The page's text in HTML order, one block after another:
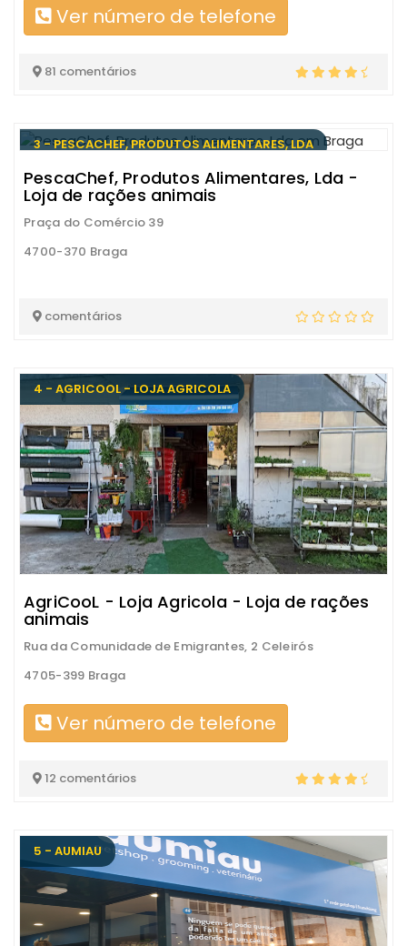
Ver número de telefone
81 comentários
3 - PESCACHEF, PRODUTOS ALIMENTARES, LDA
PescaChef, Produtos Alimentares, Lda -
Loja de rações animais
Praça do Comércio 39
4700-370 Braga
comentários
4 - AGRICOOL - LOJA AGRICOLA
AgriCooL - Loja Agricola - Loja de rações
animais
Rua da Comunidade de Emigrantes, 2 Celeirós
4705-399 Braga
Ver número de telefone
12 comentários
5 - AUMIAU